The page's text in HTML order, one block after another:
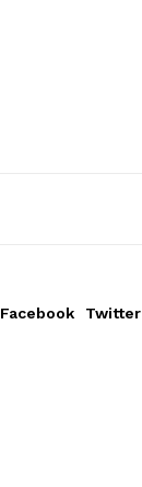
Facebook Twitter